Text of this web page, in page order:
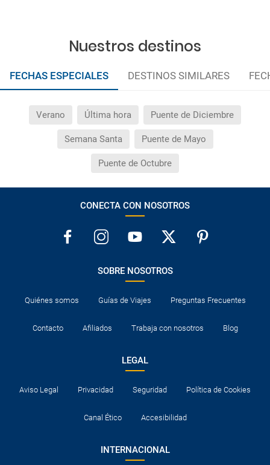
Nuestros destinos
FECHAS ESPECIALES DESTINOS SIMILARES
Verano Última hora Puente de Diciembre
Semana Santa Puente de Mayo
Puente de Octubre
CONECTA CON NOSOTROS
SOBRE NOSOTROS
Quiénes somos Guías de Viajes Preguntas Frecuentes
Contacto Afiliados Trabaja con nosotros Blog
LEGAL
Aviso Legal Privacidad Seguridad Política de Cookies
Canal Ético Accesibilidad
INTERNACIONAL